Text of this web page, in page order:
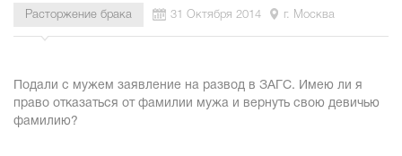
Расторжение брака 31 Октября 2014 г. Москва
Подали с мужем заявление на развод в ЗАГС. Имею ли я
право отказаться от фамилии мужа и вернуть свою девичью
фамилию?